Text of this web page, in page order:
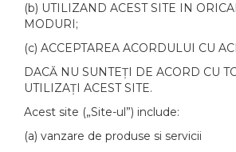
(b) UTILIZAND ACEST SITE IN
MODURI;
(c) ACCEPTAREA ACORDULUI CU
DACĂ NU SUNTEȚI DE ACORD CU
UTILIZAȚI ACEST SITE.
Acest site („Site-ul”) include:
(a) vanzare de produse si servicii